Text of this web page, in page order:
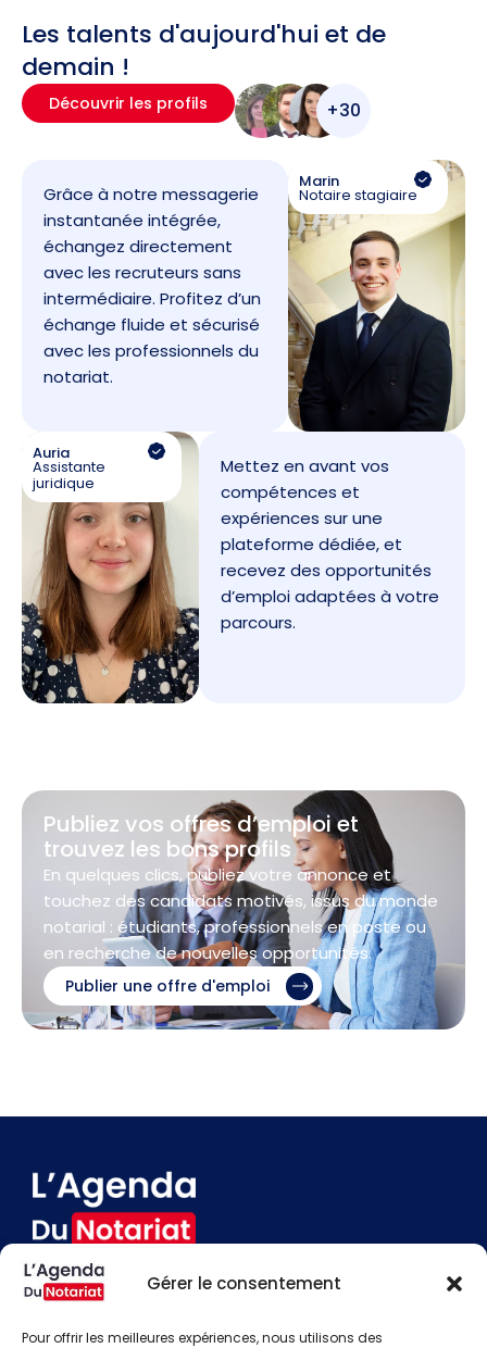
Gérer le consentement
Pour offrir les meilleures expériences, nous utilisons des
Les talents d'aujourd'hui et de
demain !
Découvrir les profils +30
Grâce à notre messagerie
instantanée intégrée,
échangez directement
avec les recruteurs sans
intermédiaire. Profitez d’un
échange fluide et sécurisé
avec les professionnels du
notariat.
Marin
Notaire stagiaire
Auria
Assistante
juridique
Mettez en avant vos
compétences et
expériences sur une
plateforme dédiée, et
recevez des opportunités
d’emploi adaptées à votre
parcours.
Publiez vos offres d’emploi et
trouvez les bons profils
En quelques clics, publiez votre annonce et
touchez des candidats motivés, issus du monde
notarial : étudiants, professionnels en poste ou
en recherche de nouvelles opportunités.
Publier une offre d'emploi
Contact